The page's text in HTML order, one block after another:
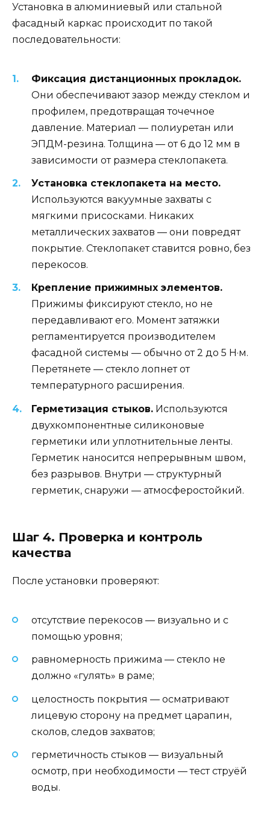
Установка в алюминиевый или стальной
фасадный каркас происходит по такой
последовательности:
Фиксация дистанционных прокладок.
Они обеспечивают зазор между стеклом и
профилем, предотвращая точечное
давление. Материал — полиуретан или
ЭПДМ-резина. Толщина — от 6 до 12 мм в
зависимости от размера стеклопакета.
Установка стеклопакета на место.
Используются вакуумные захваты с
мягкими присосками. Никаких
металлических захватов — они повредят
покрытие. Стеклопакет ставится ровно, без
перекосов.
Крепление прижимных элементов.
Прижимы фиксируют стекло, но не
передавливают его. Момент затяжки
регламентируется производителем
фасадной системы — обычно от 2 до 5 Н·м.
Перетянете — стекло лопнет от
температурного расширения.
Герметизация стыков. Используются
двухкомпонентные силиконовые
герметики или уплотнительные ленты.
Герметик наносится непрерывным швом,
без разрывов. Внутри — структурный
герметик, снаружи — атмосферостойкий.
Шаг 4. Проверка и контроль
качества
После установки проверяют:
отсутствие перекосов — визуально и с
помощью уровня;
равномерность прижима — стекло не
должно «гулять» в раме;
целостность покрытия — осматривают
лицевую сторону на предмет царапин,
сколов, следов захватов;
герметичность стыков — визуальный
осмотр, при необходимости — тест струёй
воды.